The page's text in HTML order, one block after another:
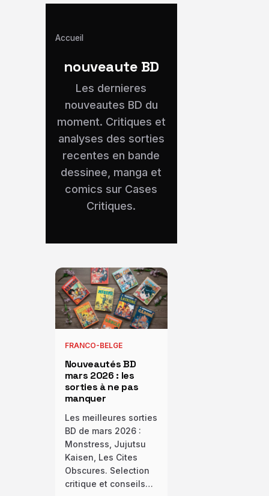
Accueil
nouveaute BD
Les dernieres
nouveautes BD du
moment. Critiques et
analyses des sorties
recentes en bande
dessinee, manga et
comics sur Cases
Critiques.
FRANCO-BELGE
Nouveautés BD
mars 2026 : les
sorties à ne pas
manquer
Les meilleures sorties
BD de mars 2026 :
Monstress, Jujutsu
Kaisen, Les Cites
Obscures. Selection
critique et conseils…